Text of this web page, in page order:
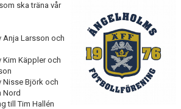
ska träna vår
Anja Larsson och
Kim Käppler och
Nisse Björk och
Nord
till Tim Hallén